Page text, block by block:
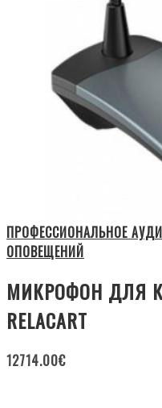
ПРОФЕССИОНАЛЬНОЕ
ОПОВЕЩЕНИЙ
МИКРОФОН ДЛЯ
RELACART
12714.00€